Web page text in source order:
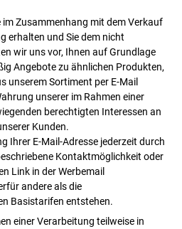
im Zusammenhang mit dem Verkauf
erhalten und Sie dem nicht
wir uns vor, Ihnen auf Grundlage
Angebote zu ähnlichen Produkten,
unserem Sortiment per E-Mail
unserer im Rahmen einer
berechtigten Interessen an
Kunden.
Ihrer E-Mail-Adresse jederzeit durch
Kontaktmöglichkeit oder
Link in der Werbemail
andere als die
Basistarifen entstehen.
einer Verarbeitung teilweise in